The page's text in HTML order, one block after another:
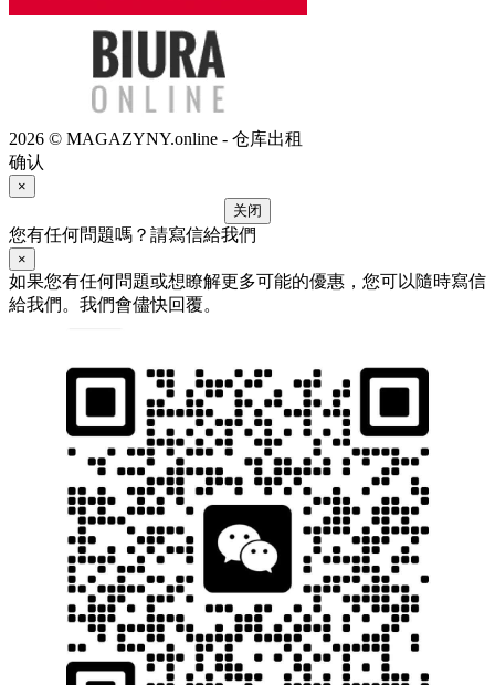
2026 © MAGAZYNY.online - 仓库出租
确认
×
关闭
您有任何問題嗎？請寫信給我們
×
如果您有任何問題或想瞭解更多可能的優惠，您可以隨時寫信
給我們。我們會儘快回覆。